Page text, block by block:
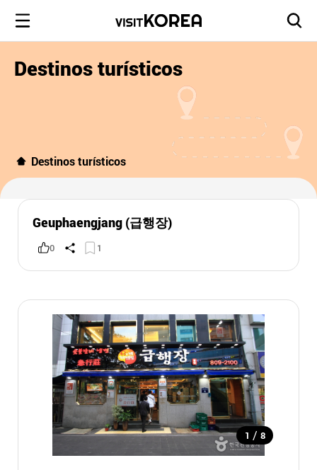
Destinos turísticos
Destinos turísticos
Geuphaengjang (급행장)
0 1
1 / 8